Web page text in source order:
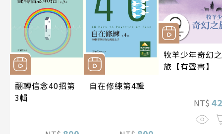
翻轉信念40招第
3輯
自在修練第4輯
牧羊少年奇幻之
旅【有聲書】
NT$